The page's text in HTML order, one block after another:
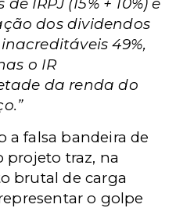
dos dividendos
49%,
o IR
da renda do
a falsa bandeira de
projeto traz, na
brutal de carga
o golpe